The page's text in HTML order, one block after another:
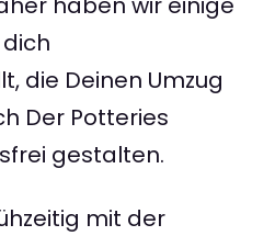
die Deinen Umzug
Der Potteries
gestalten.
mit der